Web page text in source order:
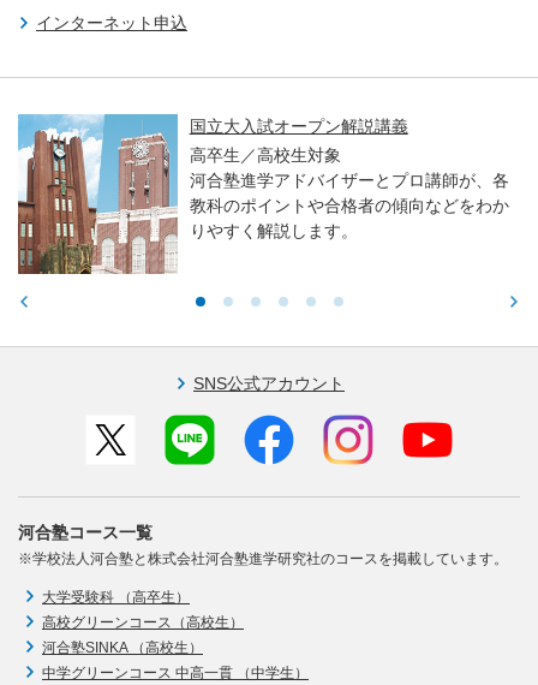
インターネット申込
国立大入試オープン解説講義
高卒生／高校生対象
河合塾進学アドバイザーとプロ講師が、各
教科のポイントや合格者の傾向などをわか
りやすく解説します。
SNS公式アカウント
河合塾コース一覧
※学校法人河合塾と株式会社河合塾進学研究社のコースを掲載しています。
大学受験科 （高卒生）
高校グリーンコース（高校生）
河合塾SINKA （高校生）
中学グリーンコース 中高一貫 （中学生）